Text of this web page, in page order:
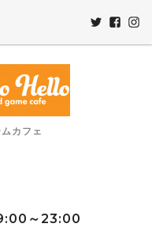
カフェ
～23:00